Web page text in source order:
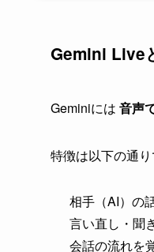
Gemini Live
Geminiには 音声
特徴は以下の通り
相手（AI）の
言い直し・聞
会話の流れを